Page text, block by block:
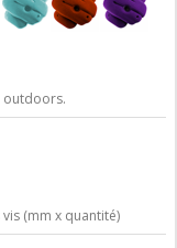
outdoors.
vis (mm x quantité)